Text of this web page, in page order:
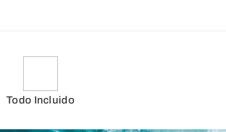
Todo Incluido